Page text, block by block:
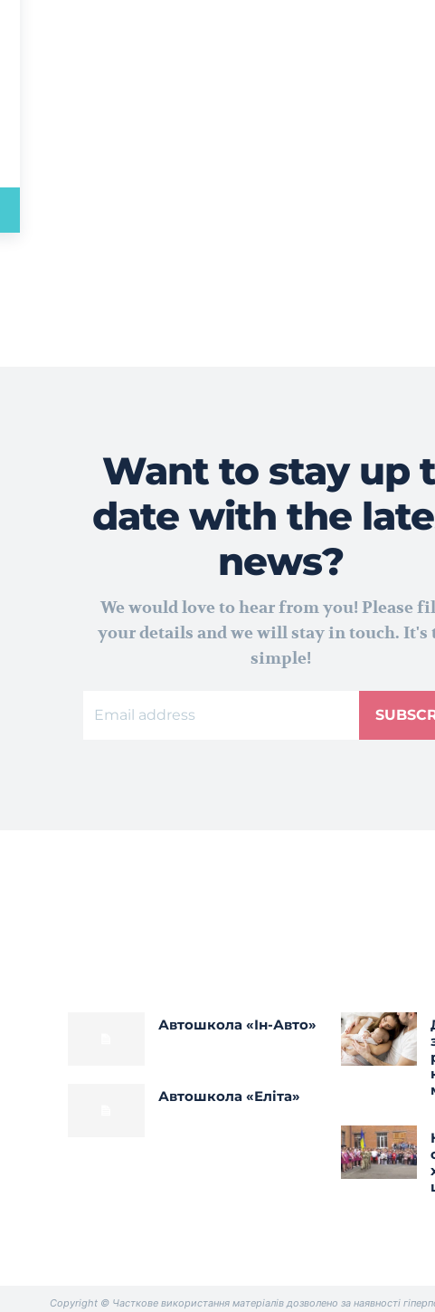
Want to stay up
date with the
news?
We would love to hear from you! Please
your details and we will stay in touch. It's
simple!
Автошкола «Ін-Авто»
Автошкола «Еліта»
Copyright © Часткове використання матеріалів дозволено за наявності